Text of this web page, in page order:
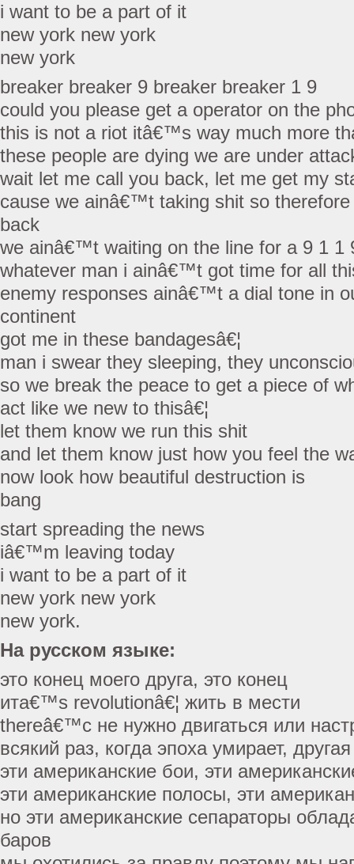
i want to be a part of it
new york new york
new york
breaker breaker 9 breaker breaker 1 9
could you please get a operator on the
this is not a riot itâ€™s way much more
these people are dying we are under
wait let me call you back, let me get my
cause we ainâ€™t taking shit so
back
we ainâ€™t waiting on the line for a 9 1 1
whatever man i ainâ€™t got time for all
enemy responses ainâ€™t a dial tone in
continent
got me in these bandagesâ€¦
man i swear they sleeping, they
so we break the peace to get a piece of
act like we new to thisâ€¦
let them know we run this shit
and let them know just how you feel the
now look how beautiful destruction is
bang
start spreading the news
iâ€™m leaving today
i want to be a part of it
new york new york
new york.
На русском языке:
это конец моего друга, это конец
ита€™s revolutionâ€¦ жить в мести
thereâ€™с не нужно двигаться или
всякий раз, когда эпоха умирает,
эти американские бои, эти
эти американские полосы, эти
но эти американские сепараторы
баров